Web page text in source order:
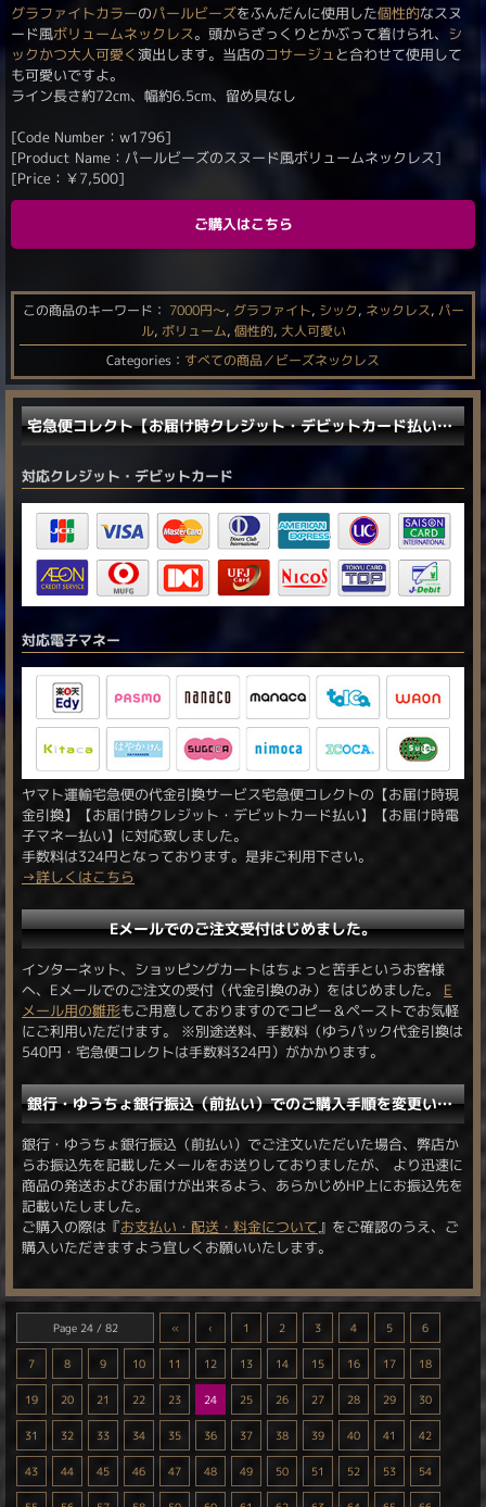
グラファイトカラーのパールビーズをふんだんに使用した個性的なスヌ
ード風ボリュームネックレス。頭からざっくりとかぶって着けられ、 シ
ックかつ大人可愛く演出します。当店のコサージュ と合わせて使用して
も可愛いですよ。
ライン長さ約72cm、幅約6.5cm、留め具なし
[Code Number：w1796]
[Product Name：パールビーズのスヌード風ボリュームネックレス]
[Price： ￥7,500]
ご購入はこちら
この商品のキーワード： 7000円〜, グラファイト, シック, ネックレス, パー
ル, ボリューム, 個性的, 大人可愛い
Categories： すべての商品／ビーズネックレス
宅急便コレクト【お届け時クレジット・デビットカード払い／電子マネー払い】に対応しました。
対応クレジット・デビットカード
対応電子マネー
ヤマト運輸宅急便の代金引換サービス宅急便コレクトの【お届け時現
金引換】【お届け時クレジット・デビットカード払い】【お届け時電
子マネー払い】に対応致しました。
手数料は324円となっております。是非ご利用下さい。
→詳しくはこちら
Eメールでのご注文受付はじめました。
インターネット、ショッピングカートはちょっと苦手というお客様
へ、Eメールでのご注文の受付（代金引換のみ）をはじめました。 E
メール用の雛形もご用意しておりますのでコピー＆ペーストでお気軽
にご利用いただけます。 ※別途送料、手数料（ゆうパック代金引換は
540円・宅急便コレクトは手数料324円）がかかります。
銀行・ゆうちょ銀行振込（前払い）でのご購入手順を変更いたしました。
銀行・ゆうちょ銀行振込（前払い）でご注文いただいた場合、弊店か
らお振込先を記載したメールをお送りしておりましたが、 より迅速に
商品の発送およびお届けが出来るよう、あらかじめHP上にお振込先を
記載いたしました。
ご購入の際は『お支払い・配送・料金について』をご確認のうえ、ご
購入いただきますよう宜しくお願いいたします。
Page 24 / 82 « ‹ 1 2 3 4 5 6
7 8 9 10 11 12 13 14 15 16 17 18
19 20 21 22 23 24 25 26 27 28 29 30
31 32 33 34 35 36 37 38 39 40 41 42
43 44 45 46 47 48 49 50 51 52 53 54